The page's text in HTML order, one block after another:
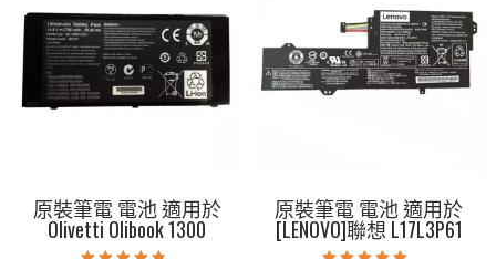
原裝筆電 電池 適用於
Olivetti Olibook 1300
原裝筆電 電池 適用於
[LENOVO]聯想 L17L3P61